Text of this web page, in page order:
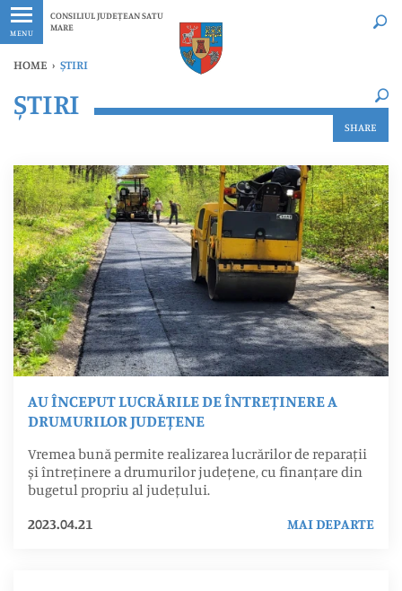
MENU
CONSILIUL JUDEȚEAN SATU
MARE
Ultimele
HOME › ȘTIRI
×
ȘTIRI
SHARE
AU ÎNCEPUT LUCRĂRILE DE ÎNTREȚINERE A
DRUMURILOR JUDEȚENE
Vremea bună permite realizarea lucrărilor de reparații
și întreținere a drumurilor județene, cu finanțare din
bugetul propriu al județului.
2023.04.21
MAI DEPARTE